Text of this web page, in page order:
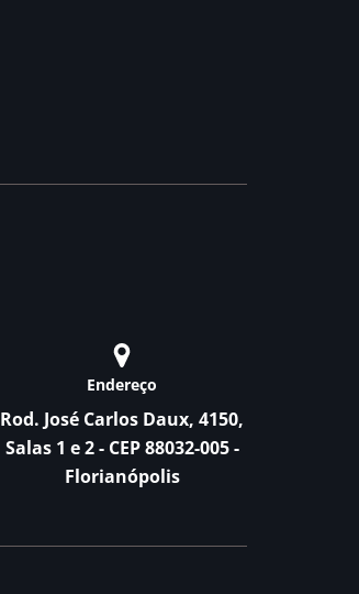
Endereço
Rod. José Carlos Daux, 4150,
Salas 1 e 2 - CEP 88032-005 -
Florianópolis